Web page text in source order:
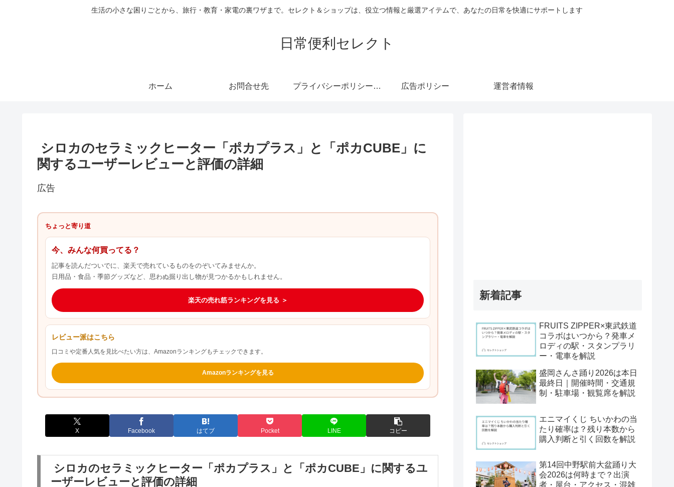
生活の小さな困りごとから、旅行・教育・家電の裏ワザまで。セレクト＆ショップは、役立つ情報と厳選アイテムで、あなたの日常を快適にサポートします
日常便利セレクト
ホーム お問合せ先 プライバシーポリシー・免責事項 広告ポリシー 運営者情報
シロカのセラミックヒーター「ポカプラス」と「ポカCUBE」に
関するユーザーレビューと評価の詳細
広告
ちょっと寄り道
今、みんな何買ってる？
記事を読んだついでに、楽天で売れているものをのぞいてみませんか。
日用品・食品・季節グッズなど、思わぬ掘り出し物が見つかるかもしれません。
楽天の売れ筋ランキングを見る ＞
レビュー派はこちら
口コミや定番人気を見比べたい方は、Amazonランキングもチェックできます。
Amazonランキングを見る
X Facebook はてブ Pocket LINE コピー
シロカのセラミックヒーター「ポカプラス」と「ポカCUBE」に関するユ
ーザーレビューと評価の詳細
新着記事
FRUITS ZIPPER×東武鉄道
コラボはいつから？発車メ
ロディの駅・スタンプラリ
ー・電車を解説
盛岡さんさ踊り2026は本日
最終日｜開催時間・交通規
制・駐車場・観覧席を解説
エニマイくじ ちいかわの当
たり確率は？残り本数から
購入判断と引く回数を解説
第14回中野駅前大盆踊り大
会2026は何時まで？出演
者・屋台・アクセス・混雑